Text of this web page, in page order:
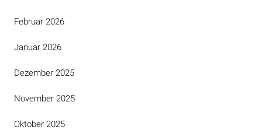
Februar 2026
Januar 2026
Dezember 2025
November 2025
Oktober 2025